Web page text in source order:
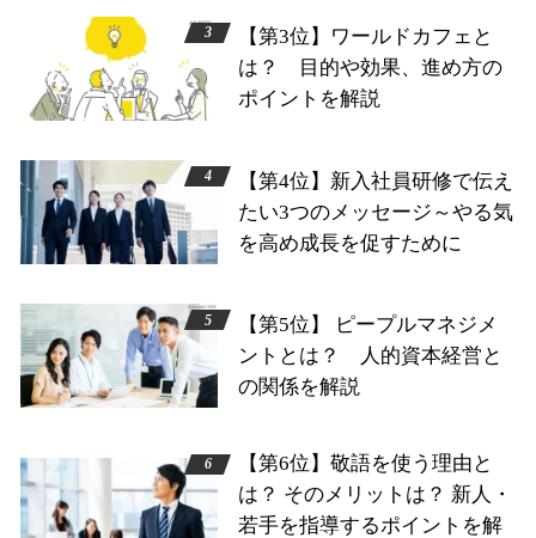
【第3位】ワールドカフェと
は？ 目的や効果、進め方の
ポイントを解説
【第4位】新入社員研修で伝え
たい3つのメッセージ～やる気
を高め成長を促すために
【第5位】 ピープルマネジメ
ントとは？ 人的資本経営と
の関係を解説
【第6位】敬語を使う理由と
は？ そのメリットは？ 新人・
若手を指導するポイントを解